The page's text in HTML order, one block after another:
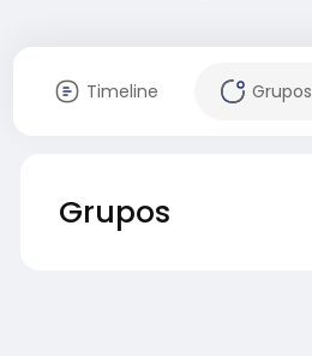
Timeline Grupos
Grupos